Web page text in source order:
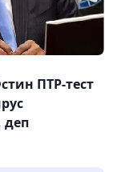
ПТР-тест
деп